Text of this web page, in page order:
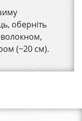
оберніть
(~20 см).